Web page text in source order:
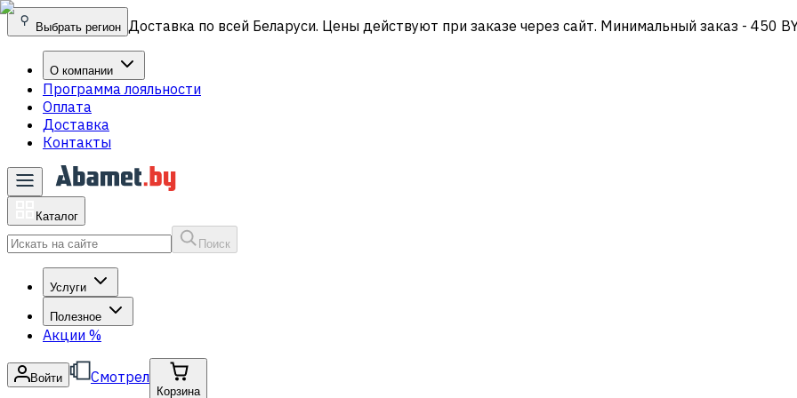
Выбрать регион Доставка по всей Беларуси. Цены действуют при заказе через сайт. Минимальный заказ - 450
О компании
Программа лояльности
Оплата
Доставка
Контакты
Каталог
Поиск
Услуги
Полезное
Акции %
Войти Смотрел
Корзина